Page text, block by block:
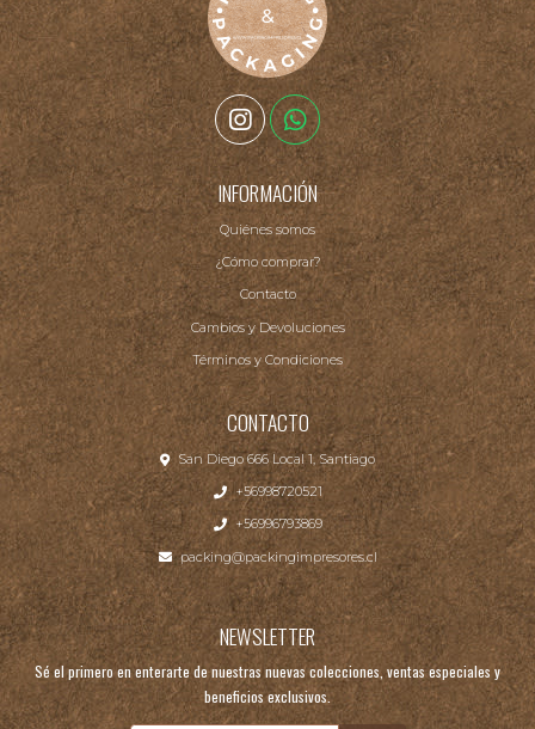
INFORMACIÓN
Quiénes somos
¿Cómo comprar?
Contacto
Cambios y Devoluciones
Términos y Condiciones
CONTACTO
San Diego 666 Local 1, Santiago
+56998720521
+56996793869
packing@packingimpresores.cl
NEWSLETTER
Sé el primero en enterarte de nuestras nuevas colecciones, ventas especiales y
beneficios exclusivos.